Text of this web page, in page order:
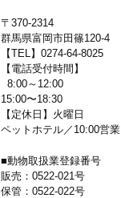
〒370-2314
群馬県富岡市田篠120-4
【TEL】0274-64-8025
【電話受付時間】
8:00～12:00
15:00〜18:30
【定休日】火曜日
ペットホテル／10:00営業
■動物取扱業登録番号
販売：0522-021号
保管：0522-022号